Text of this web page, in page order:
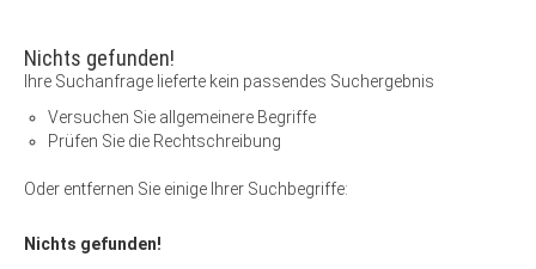
Nichts gefunden!
Ihre Suchanfrage lieferte kein passendes Suchergebnis
Versuchen Sie allgemeinere Begriffe
Prüfen Sie die Rechtschreibung
Oder entfernen Sie einige Ihrer Suchbegriffe:
Nichts gefunden!